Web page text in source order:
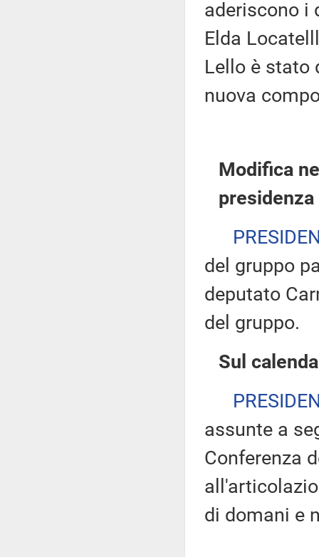
aderiscono i
Elda
Lello è stato
nuova
Modifica
del gruppo
deputato
del gruppo.
Sul
assunte a
Conferenza
di domani e